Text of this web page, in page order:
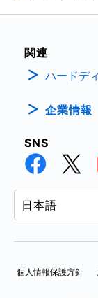
関連
ハードデ
企業情報
SNS
個人情報保護方針